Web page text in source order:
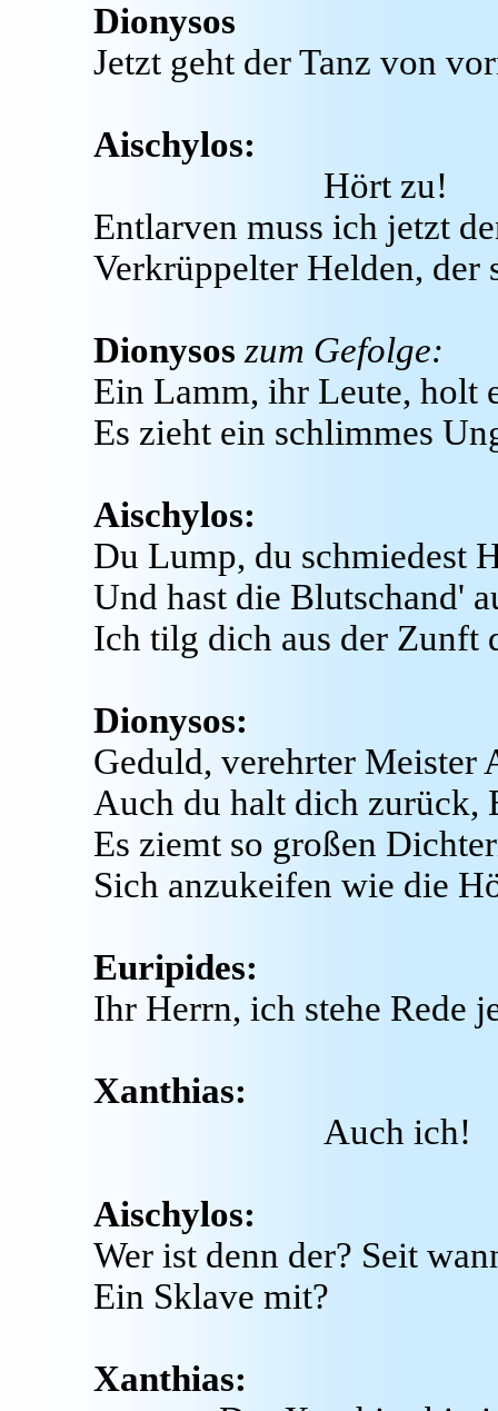
Dionysos
Jetzt geht der Tanz von
Aischylos:
Hört zu!
Entlarven muss ich jetzt
Verkrüppelter Helden, der
Dionysos zum Gefolge:
Ein Lamm, ihr Leute, holt
Es zieht ein schlimmes
Aischylos:
Du Lump, du schmiedest
Und hast die Blutschand'
Ich tilg dich aus der Zunft
Dionysos:
Geduld, verehrter Meister
Auch du halt dich zurück,
Es ziemt so großen
Sich anzukeifen wie die
Euripides:
Ihr Herrn, ich stehe Rede
Xanthias:
Auch ich!
Aischylos:
Wer ist denn der? Seit
Ein Sklave mit?
Xanthias: